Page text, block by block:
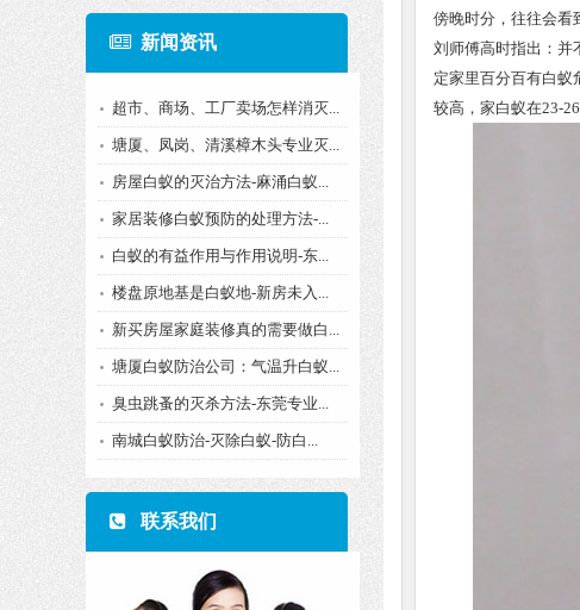
新闻资讯
超市、商场、工厂卖场怎样消灭...
塘厦、凤岗、清溪樟木头专业灭...
房屋白蚁的灭治方法-麻涌白蚁...
家居装修白蚁预防的处理方法-...
白蚁的有益作用与作用说明-东...
楼盘原地基是白蚁地-新房未入...
新买房屋家庭装修真的需要做白...
塘厦白蚁防治公司：气温升白蚁...
臭虫跳蚤的灭杀方法-东莞专业...
南城白蚁防治-灭除白蚁-防白...
联系我们
傍晚时分，往往会看
刘师傅高时指出：并
定家里百分百有白蚁
较高，家白蚁在23-